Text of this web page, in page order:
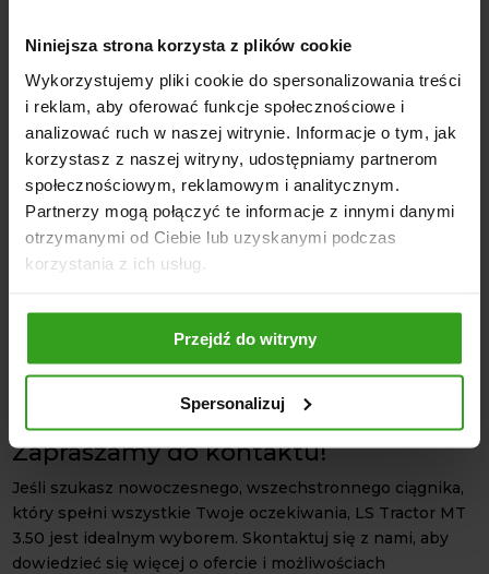
Niniejsza strona korzysta z plików cookie
Wykorzystujemy pliki cookie do spersonalizowania treści
i reklam, aby oferować funkcje społecznościowe i
analizować ruch w naszej witrynie. Informacje o tym, jak
korzystasz z naszej witryny, udostępniamy partnerom
społecznościowym, reklamowym i analitycznym.
Partnerzy mogą połączyć te informacje z innymi danymi
otrzymanymi od Ciebie lub uzyskanymi podczas
korzystania z ich usług.
Przejdź do witryny
Spersonalizuj
Ciśnienie układu hydraulicznego:
Dlaczego warto wybrać LS Tractor MT
3.50?
Niezawodność
– wytrzymała konstrukcja i nowoczesne
rozwiązania techniczne zapewniają długowieczność
maszyny.
Wszechstronność– możliwość pracy z szeroką gamą
różnych warunków pracy.
– ergonomiczna kabina wyposażona w
klimatyzację, ogrzewanie i system audio sprawia, że praca
staje się przyjemniejsza i bardziej wydajna.
Zapraszamy do kontaktu!
Jeśli szukasz nowoczesnego, wszechstronnego ciągnika,
który spełni wszystkie Twoje oczekiwania, LS Tractor MT
3.50 jest idealnym wyborem. Skontaktuj się z nami, aby
dowiedzieć się więcej o ofercie i możliwościach